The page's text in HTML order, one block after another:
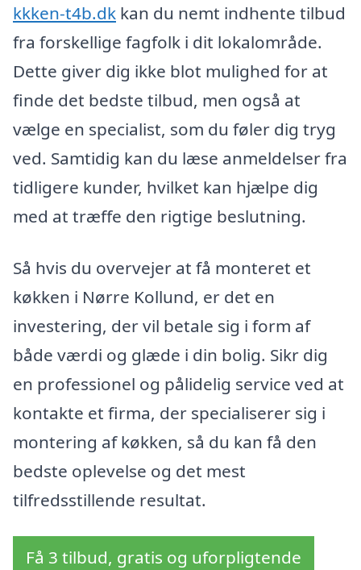
kkken-t4b.dk kan du nemt indhente tilbud
fra forskellige fagfolk i dit lokalområde.
Dette giver dig ikke blot mulighed for at
finde det bedste tilbud, men også at
vælge en specialist, som du føler dig tryg
ved. Samtidig kan du læse anmeldelser fra
tidligere kunder, hvilket kan hjælpe dig
med at træffe den rigtige beslutning.
Så hvis du overvejer at få monteret et
køkken i Nørre Kollund, er det en
investering, der vil betale sig i form af
både værdi og glæde i din bolig. Sikr dig
en professionel og pålidelig service ved at
kontakte et firma, der specialiserer sig i
montering af køkken, så du kan få den
bedste oplevelse og det mest
tilfredsstillende resultat.
Få 3 tilbud, gratis og uforpligtende